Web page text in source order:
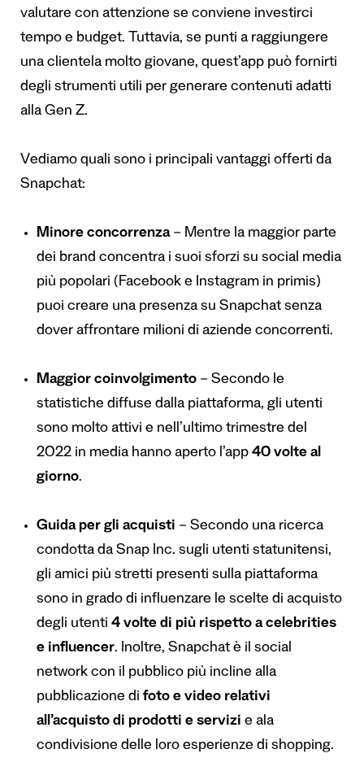
valutare con attenzione se conviene investirci
tempo e budget. Tuttavia, se punti a raggiungere
una clientela molto giovane, quest’app può fornirti
degli strumenti utili per generare contenuti adatti
alla Gen Z.
Vediamo quali sono i principali vantaggi offerti da
Snapchat:
Minore concorrenza– Mentre la maggior parte
dei brand concentra i suoi sforzi su social media
più popolari (Facebook e Instagram in primis)
puoi creare una presenza su Snapchat senza
dover affrontare milioni di aziende concorrenti.
Maggior coinvolgimento – Secondo le
statistiche diffuse dalla piattaforma, gli utenti
sono molto attivi e nell’ultimo trimestre del
2022 in media hanno aperto l’app 40 volte al
giorno.
Guida per gli acquisti – Secondo una ricerca
condotta da Snap Inc. sugli utenti statunitensi,
gli amici più stretti presenti sulla piattaforma
sono in grado di influenzare le scelte di acquisto
degli utenti 4 volte di più rispetto a celebrities
e influencer. Inoltre, Snapchat è il social
network con il pubblico più incline alla
pubblicazione di foto e video relativi
all’acquisto di prodotti e servizi e ala
condivisione delle loro esperienze di shopping.